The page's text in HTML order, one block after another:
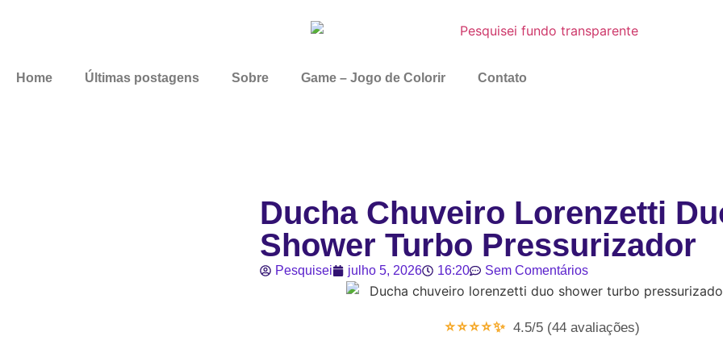
Home Últimas postagens Sobre Game – Jogo de Colorir Contato
Ducha Chuveiro Lorenzetti
Shower Turbo Pressurizador
Pesquisei julho 5, 2026 16:20 Sem Comentários
⭐⭐⭐⭐✨ 4.5/5 (44 avaliações)